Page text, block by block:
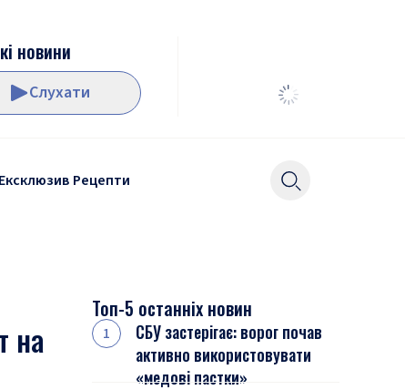
новини
Слухати
Ексклюзив Рецепти
на
Топ-5 останніх новин
СБУ застерігає: ворог почав
активно використовувати
«медові пастки»